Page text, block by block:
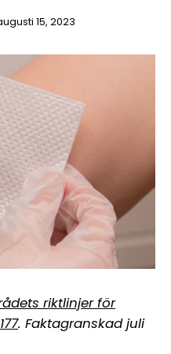
15, 2023
riktlinjer för
. Faktagranskad juli